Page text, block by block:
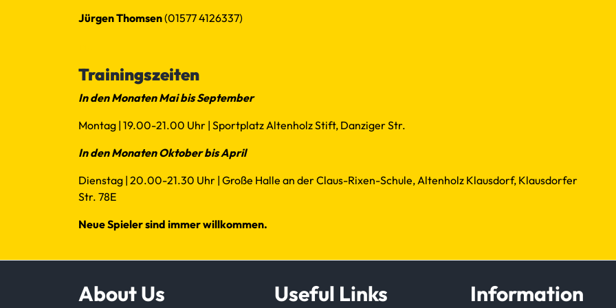
Jürgen Thomsen(01577 4126337)
Trainingszeiten
In den Monaten Mai bis September
Montag | 19.00-21.00 Uhr | Sportplatz Altenholz Stift, Danziger Str.
In den Monaten Oktober bis April
Dienstag | 20.00-21.30 Uhr | Große Halle an der Claus-Rixen-Schule, Altenholz Klausdorf, Klausdorfer
Str. 78E
Neue Spieler sind immer willkommen.
About Us Useful Links Information